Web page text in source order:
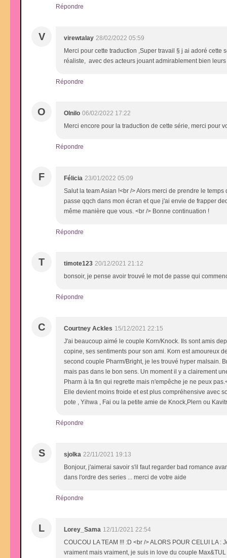
Répondre
V virewtalay 28/02/2022 05:59
Merci pour cette traduction ,Super travail § j ai adoré
réaliste, avec des acteurs jouant admirablement bien leurs
Répondre
O Olnilo 06/02/2022 17:22
Merci encore pour la traduction de cette série, merci pour
Répondre
F Félicia 23/01/2022 05:09
Salut la team Asian !<br /> Alors merci de prendre le
passe qqch dans mon écran et que j'ai envie de frapper
même manière que vous. <br /> Bonne continuation !
Répondre
T timote123 20/12/2021 21:12
bonsoir, je pense avoir trouvé le mot de passe qui
Répondre
C Courtney Ackles 15/12/2021 22:15
J'ai beaucoup aimé le couple Korn/Knock. Ils sont amis
copine, ses sentiments pour son ami. Korn est amoureux
second couple Pharm/Bright, je les trouvé hyper malsain.
mais pas dans le bon sens. Un moment il y a clairement
Pharm à la fin qui regrette mais n'empêche je ne peux
Elle devient moins froide et est plus compréhensive avec
pote , Yihwa , Fai ou la petite amie de Knock,Plern ou
Répondre
S sjolka 22/11/2021 19:13
Bonjour, j'aimerai savoir s'il faut regarder bad romance
dans l'ordre des series ... merci de votre aide
Répondre
L Lorey_Sama 12/11/2021 22:54
COUCOU LA TEAM !!! :D <br /> ALORS POUR CELUI LA
vraiment mais vraiment, je suis in love du couple